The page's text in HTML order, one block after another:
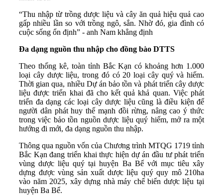
“Thu nhập từ trồng dược liệu và cây ăn quả hiệu quả cao
gấp nhiều lần so với trồng ngô, sắn. Nhờ đó, gia đình có
cuộc sống ổn định” - anh Nam khẳng định
Đa dạng nguồn thu nhập cho đồng bào DTTS
Theo thống kê, toàn tỉnh Bắc Kạn có khoảng hơn 1.000
loại cây dược liệu, trong đó có 20 loại cây quý và hiếm.
Thời gian qua, nhiều Dự án bảo tồn và phát triển cây dược
liệu được triển khai đã cho kết quả khả quan. Việc phát
triển đa dạng các loại cây dược liệu cũng là điều kiện để
người dân phát huy thế mạnh đồi rừng, nâng cao ý thức
trong việc bảo tồn nguồn dược liệu quý hiếm, mở ra một
hướng đi mới, đa dạng nguồn thu nhập.
Thông qua nguồn vốn của Chương trình MTQG 1719 tỉnh
Bắc Kạn đang triển khai thực hiện dự án đầu tư phát triển
vùng dược liệu quý tại huyện Ba Bể với mục tiêu xây
dựng được vùng sản xuất dược liệu quý quy mô 210ha
vào năm 2025, xây dựng nhà máy chế biến dược liệu tại
huyện Ba Bể.